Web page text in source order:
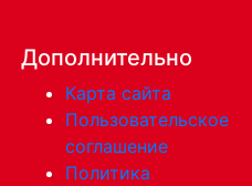
Дополнительно
Карта сайта
Пользовательское
соглашение
Политика